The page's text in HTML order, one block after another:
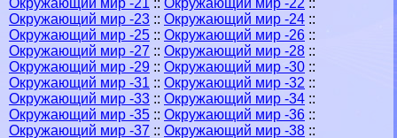
Окружающий мир -21 :: Окружающий мир -22 ::
Окружающий мир -23 :: Окружающий мир -24 ::
Окружающий мир -25 :: Окружающий мир -26 ::
Окружающий мир -27 :: Окружающий мир -28 ::
Окружающий мир -29 :: Окружающий мир -30 ::
Окружающий мир -31 :: Окружающий мир -32 ::
Окружающий мир -33 :: Окружающий мир -34 ::
Окружающий мир -35 :: Окружающий мир -36 ::
Окружающий мир -37 :: Окружающий мир -38 ::